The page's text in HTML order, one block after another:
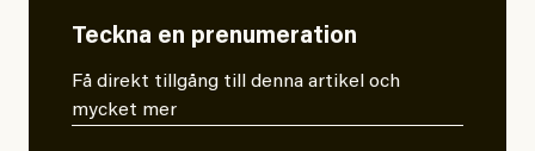
Teckna en prenumeration
Få direkt tillgång till denna artikel och
mycket mer